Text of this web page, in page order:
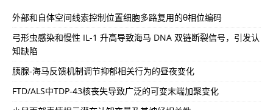
外部和自体空间线索控制位置细胞多路复用的θ相位编码
弓形虫感染和慢性 IL-1 升高导致海马 DNA 双链断裂信号，引发认
知缺陷
胰腺-海马反馈机制调节抑郁相关行为的昼夜变化
FTD/ALS中TDP-43核丧失导致广泛的可变末端加聚变化